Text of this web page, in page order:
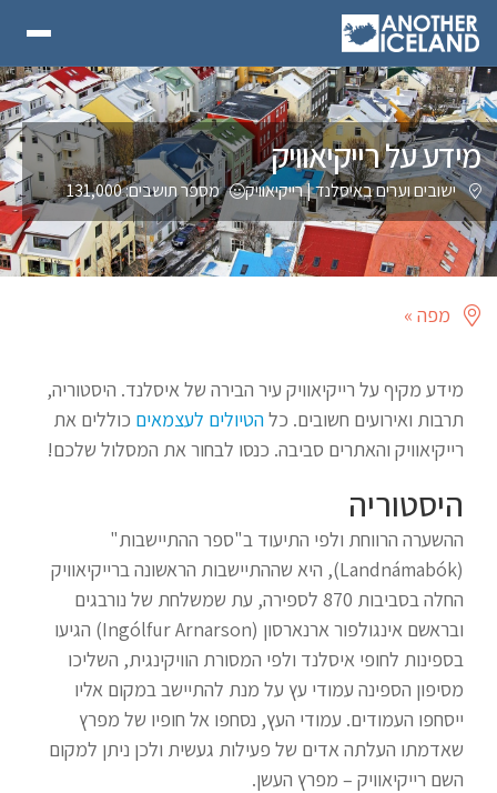
מידע על רייקיאוויק
ישובים וערים באיסלנד|רייקיאוויק מספר תושבים: 131,000
מפה »
מידע מקיף על רייקיאוויק עיר הבירה של איסלנד. היסטוריה,
תרבות ואירועים חשובים. כלהטיולים לעצמאים כוללים את
רייקיאוויק והאתרים סביבה. כנסו לבחור את המסלול שלכם!
היסטוריה
ההשערה הרווחת ולפי התיעוד ב"ספר ההתיישבות"
(Landnámabók), היא שההתיישבות הראשונה ברייקיאוויק
החלה בסביבות 870 לספירה, עת שמשלחת של נורבגים
ובראשם אינגולפור ארנארסון (Ingólfur Arnarson) הגיעו
בספינות לחופי איסלנד ולפי המסורת הוויקינגית, השליכו
מסיפון הספינה עמודי עץ על מנת להתיישב במקום אליו
ייסחפו העמודים. עמודי העץ, נסחפו אל חופיו של מפרץ
שאדמתו העלתה אדים של פעילות געשית ולכן ניתן למקום
השם רייקיאוויק – מפרץ העשן.